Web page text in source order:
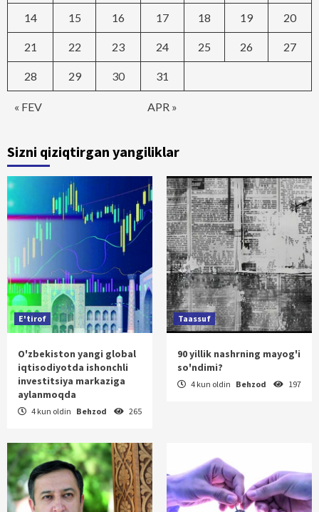
« FEV APR »
14 15 16 17 18 19 20
21 22 23 24 25 26 27
28 29 30 31
Sizni qiziqtirgan yangiliklar
E'tirof
O'zbekiston yangi global
iqtisodiyotda ishonchli
investitsiya markaziga
aylanmoqda
4 kun oldin Behzod 265
Taassuf
90 yillik nashrning mayog'i
so'ndimi?
4 kun oldin Behzod 197